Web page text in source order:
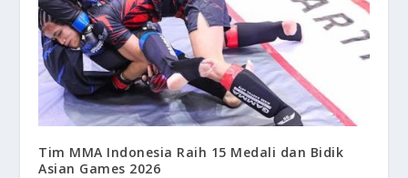
Tim MMA Indonesia Raih 15 Medali dan Bidik
Asian Games 2026